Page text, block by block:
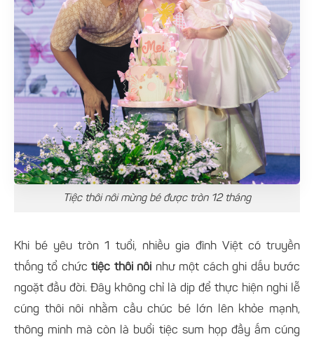
Tiệc thôi nôi mừng bé được tròn 12 tháng
Khi bé yêu tròn 1 tuổi, nhiều gia đình Việt có truyền
thống tổ chứctiệc thôi nôi như một cách ghi dấu bước
ngoặt đầu đời. Đây không chỉ là dịp để thực hiện nghi lễ
cúng thôi nôi nhằm cầu chúc bé lớn lên khỏe mạnh,
thông minh mà còn là buổi tiệc sum họp đầy ấm cúng